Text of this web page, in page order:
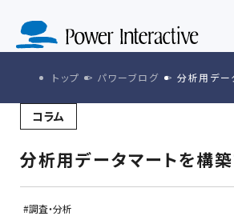
トップ パワーブログ 分析用デー
コラム
分析用データマートを構
調査・分析